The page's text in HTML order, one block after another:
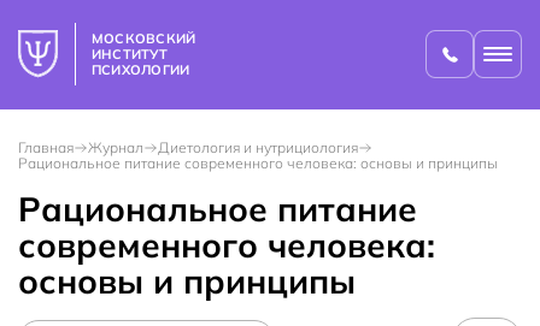
МОСКОВСКИЙ
ИНСТИТУТ
ПСИХОЛОГИИ
Главная Журнал
Диетология и нутрициология
Рациональное питание современного человека: основы и принципы
Рациональное питание
современного человека:
основы и принципы